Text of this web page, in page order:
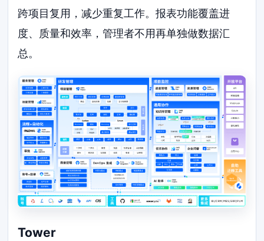
跨项目复用，减少重复工作。报表功能覆盖进
度、质量和效率，管理者不用再单独做数据汇
总。
Tower